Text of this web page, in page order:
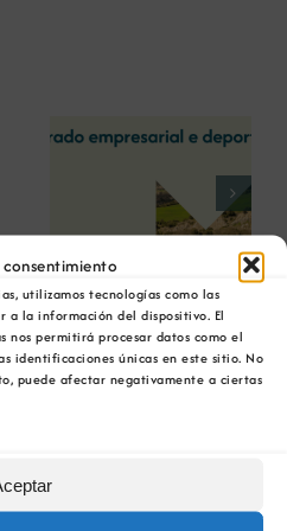
utilizamos tecnologías como las
a la información del dispositivo. El
nos permitirá procesar datos como el
identificaciones únicas en este sitio. No
puede afectar negativamente a ciertas
La OIPE y el
CRETUS
presentan las
últimas
innovaciones en
restauración
ambiental para la
minería gallega
Rede
Galicia en